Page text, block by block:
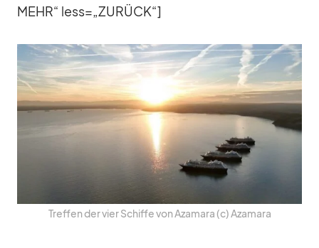
MEHR“ less=„ZURÜCK“]
Tref­fen der vier Schiffe von Aza­mara (c) Aza­mara